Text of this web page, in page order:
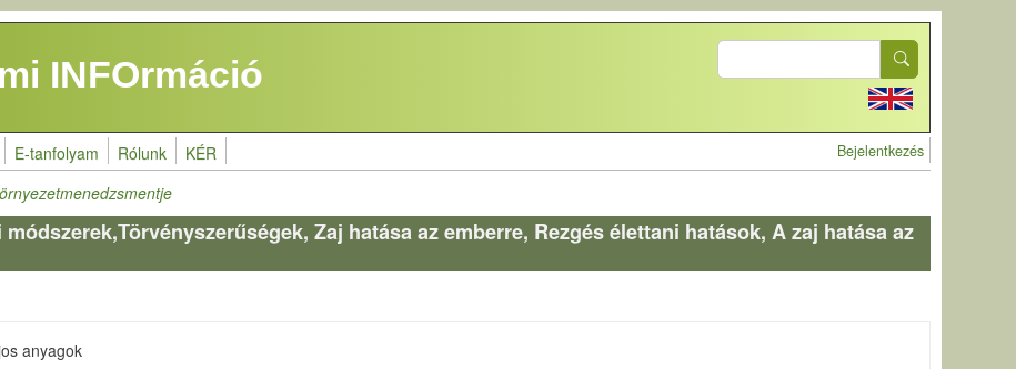
INFOrmáció
Search
E-tanfolyam Rólunk KÉR User account
Bejelentkezés
Zaj hatása az emberre, Rezgés élettani hatások, A zaj hatása az
anyagok